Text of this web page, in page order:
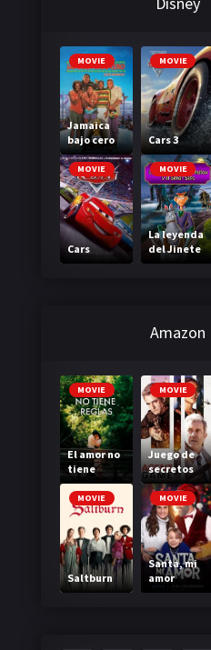
MOVIE
Jamaica
bajo cero
MOVIE
Cars 3
MOVIE
Cars
MOVIE
La leyenda
del Jinete
sin cabeza
Amazon
MOVIE
El amor no
tiene
reglas
MOVIE
Juego de
secretos
MOVIE
Saltburn
MOVIE
Santa, mi
amor